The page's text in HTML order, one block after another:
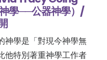
學──公器神學）/
神學是「對現今神學無
他特別著重神學工作者